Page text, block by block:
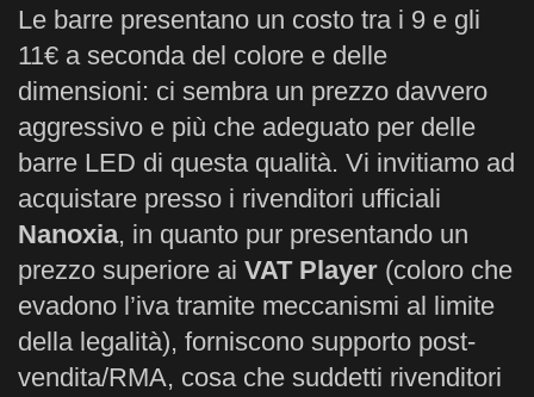
Le barre presentano un costo tra i 9 e gli
11€ a seconda del colore e delle
dimensioni: ci sembra un prezzo davvero
aggressivo e più che adeguato per delle
barre LED di questa qualità. Vi invitiamo ad
acquistare presso i rivenditori ufficiali
Nanoxia, in quanto pur presentando un
prezzo superiore ai VAT Player (coloro che
evadono l’iva tramite meccanismi al limite
della legalità), forniscono supporto post-
vendita/RMA, cosa che suddetti rivenditori